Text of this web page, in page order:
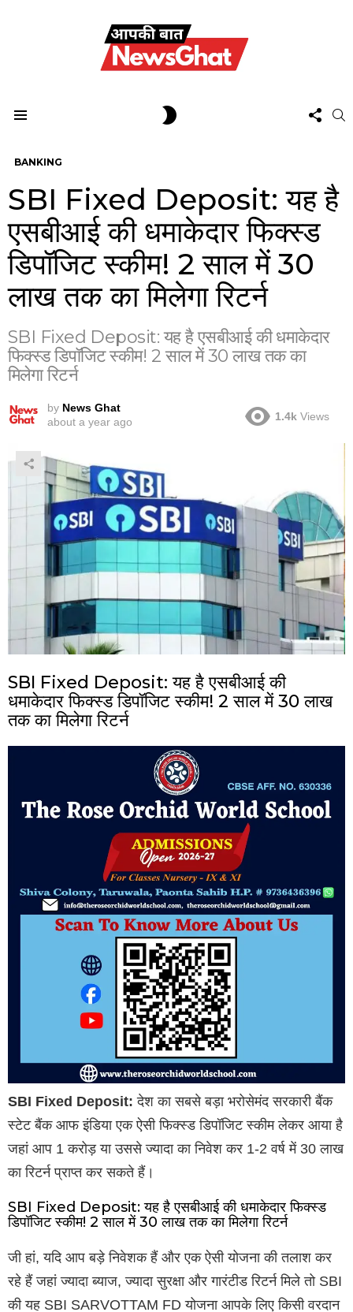
US
BANKING
SBI Fixed Deposit: यह है
एसबीआई की धमाकेदार फिक्स्ड
डिपॉजिट स्कीम! 2 साल में 30
लाख तक का मिलेगा रिटर्न
SBI Fixed Deposit: यह है एसबीआई की धमाकेदार
फिक्स्ड डिपॉजिट स्कीम! 2 साल में 30 लाख तक का
मिलेगा रिटर्न
by News Ghat
about a year ago
1.4k Views
SBI Fixed Deposit: यह है एसबीआई की
धमाकेदार फिक्स्ड डिपॉजिट स्कीम! 2 साल में 30 लाख
तक का मिलेगा रिटर्न
SBI Fixed Deposit: देश का सबसे बड़ा भरोसेमंद सरकारी बैंक
स्टेट बैंक आफ इंडिया एक ऐसी फिक्स्ड डिपॉजिट स्कीम लेकर आया है
जहां आप 1 करोड़ या उससे ज्यादा का निवेश कर 1-2 वर्ष में 30 लाख
का रिटर्न प्राप्त कर सकते हैं।
SBI Fixed Deposit: यह है एसबीआई की धमाकेदार फिक्स्ड
डिपॉजिट स्कीम! 2 साल में 30 लाख तक का मिलेगा रिटर्न
जी हां, यदि आप बड़े निवेशक हैं और एक ऐसी योजना की तलाश कर
रहे हैं जहां ज्यादा ब्याज, ज्यादा सुरक्षा और गारंटीड रिटर्न मिले तो SBI
की यह SBI SARVOTTAM FD योजना आपके लिए किसी वरदान